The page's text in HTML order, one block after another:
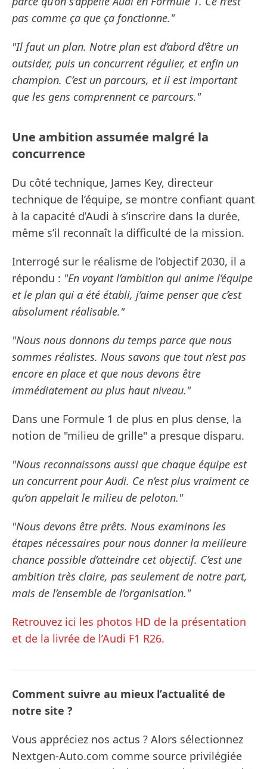
pas comme ça que ça fonctionne."
"Il faut un plan. Notre plan est d’abord d’être un
outsider, puis un concurrent régulier, et enfin un
champion. C’est un parcours, et il est important
que les gens comprennent ce parcours."
Une ambition assumée malgré la
concurrence
Du côté technique, James Key, directeur
technique de l’équipe, se montre confiant quant
à la capacité d’Audi à s’inscrire dans la durée,
même s’il reconnaît la difficulté de la mission.
Interrogé sur le réalisme de l’objectif 2030, il a
répondu : "En voyant l’ambition qui anime l’équipe
et le plan qui a été établi, j’aime penser que c’est
absolument réalisable."
"Nous nous donnons du temps parce que nous
sommes réalistes. Nous savons que tout n’est pas
encore en place et que nous devons être
immédiatement au plus haut niveau."
Dans une Formule 1 de plus en plus dense, la
notion de "milieu de grille" a presque disparu.
"Nous reconnaissons aussi que chaque équipe est
un concurrent pour Audi. Ce n’est plus vraiment ce
qu’on appelait le milieu de peloton."
"Nous devons être prêts. Nous examinons les
étapes nécessaires pour nous donner la meilleure
chance possible d’atteindre cet objectif. C’est une
ambition très claire, pas seulement de notre part,
mais de l’ensemble de l’organisation."
Retrouvez ici les photos HD de la présentation
et de la livrée de l’Audi F1 R26.
Comment suivre au mieux l’actualité de
notre site ?
Vous appréciez nos actus ? Alors sélectionnez
Nextgen-Auto.com comme source privilégiée